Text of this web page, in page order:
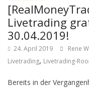
Livetrading
30.04.2019!
24. April 2019 Rene
Livetrading, Livetrading-
Bereits in der